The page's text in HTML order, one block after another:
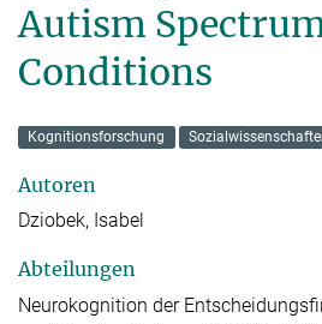
Autism
Conditions
Kognitionsforschung
Autoren
Dziobek, Isabel
Abteilungen
Neurokognition der